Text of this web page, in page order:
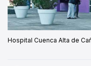
Hospital Cuenca Alta de